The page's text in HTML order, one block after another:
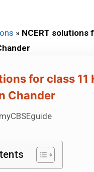
» NCERT solutions
for class 11
Chander
myCBSEguide